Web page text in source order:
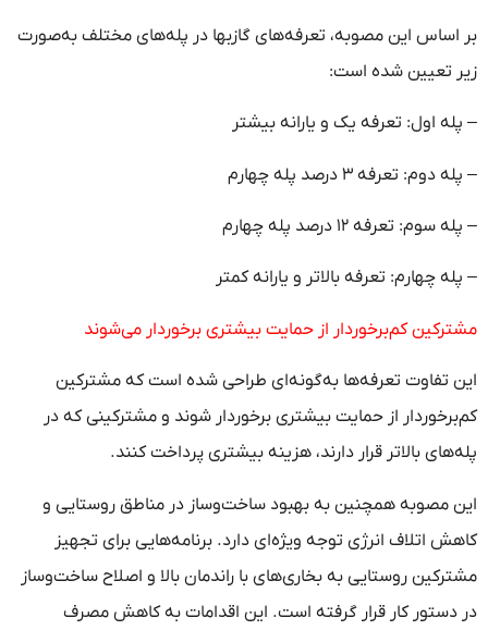
بر اساس این مصوبه، تعرفه‌های گازبها در پله‌های مختلف به‌صورت
زیر تعیین شده است:
– پله اول: تعرفه یک و یارانه بیشتر
– پله دوم: تعرفه ۳ درصد پله چهارم
– پله سوم: تعرفه ۱۲ درصد پله چهارم
– پله چهارم: تعرفه بالاتر و یارانه کمتر
مشترکین کم‌برخوردار از حمایت بیشتری برخوردار می‌شوند
این تفاوت تعرفه‌ها به‌گونه‌ای طراحی شده است که مشترکین
کم‌برخوردار از حمایت بیشتری برخوردار شوند و مشترکینی که در
پله‌های بالاتر قرار دارند، هزینه بیشتری پرداخت کنند.
این مصوبه همچنین به بهبود ساخت‌وساز در مناطق روستایی و
کاهش اتلاف انرژی توجه ویژه‌ای دارد. برنامه‌هایی برای تجهیز
مشترکین روستایی به بخاری‌های با راندمان بالا و اصلاح ساخت‌وساز
در دستور کار قرار گرفته است. این اقدامات به کاهش مصرف